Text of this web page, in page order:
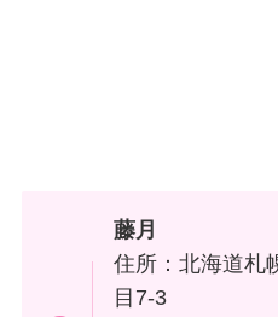
藤月
住所：北海道札
目7-3